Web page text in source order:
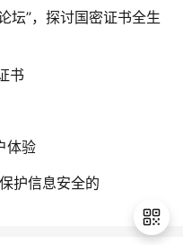
坛”，探讨国密证书全生
书
体验
护信息安全的